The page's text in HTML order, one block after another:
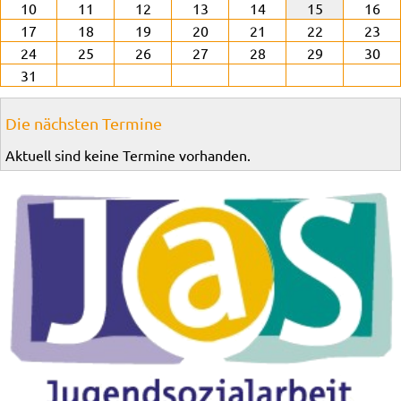
10
11 12 13 14 15
16
17
18 19 20 21 22
23
24
25 26 27 28 29
30
31
Die nächsten Termine
Aktuell sind keine Termine vorhanden.